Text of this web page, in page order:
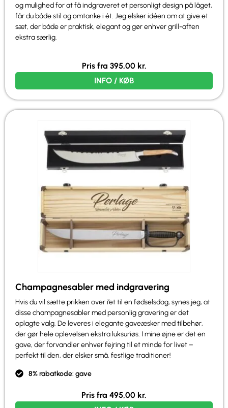
og mulighed for at få indgraveret et personligt design på låget,
får du både stil og omtanke i ét. Jeg elsker idéen om at give et
sæt, der både er praktisk, elegant og gør enhver grill-aften
ekstra særlig.
Pris fra 395,00 kr.
INFO / KØB
Champagnesabler med indgravering
Hvis du vil sætte prikken over i’et til en fødselsdag, synes jeg, at
disse champagnesabler med personlig gravering er det
oplagte valg. De leveres i elegante gaveæsker med tilbehør,
der gør hele oplevelsen ekstra luksuriøs. I mine øjne er det en
gave, der forvandler enhver fejring til et minde for livet –
perfekt til den, der elsker små, festlige traditioner!
8% rabatkode: gave
Pris fra 495,00 kr.